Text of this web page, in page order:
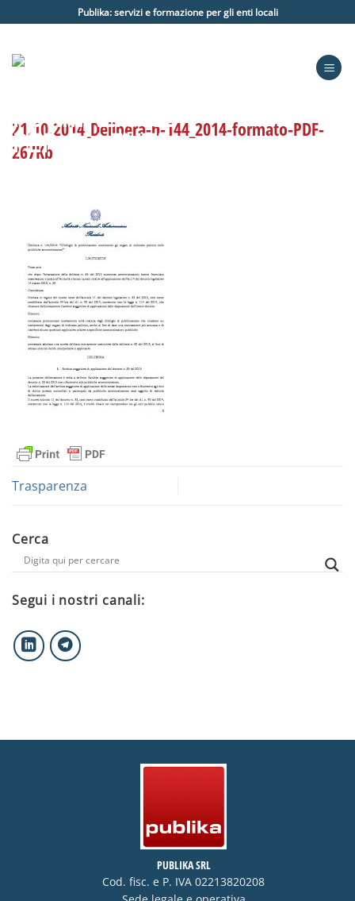
ai
Publika: servizi e formazione per gli enti locali
21.10.2014_Delibera-n-144_2014-formato-PDF-
267Kb
Trasparenza
Cerca
Segui i nostri canali:
PUBLIKA SRL
Cod. fisc. e P. IVA 02213820208